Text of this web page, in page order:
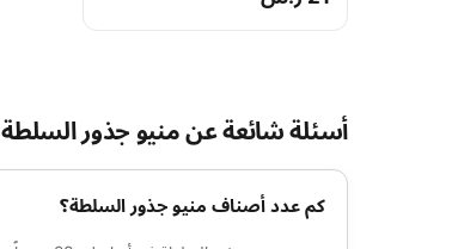
أسئلة شائعة عن منيو جذور السلطة
كم عدد أصناف منيو جذور السلطة؟